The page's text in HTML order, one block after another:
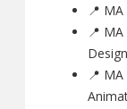
📍
📍
Design
📍